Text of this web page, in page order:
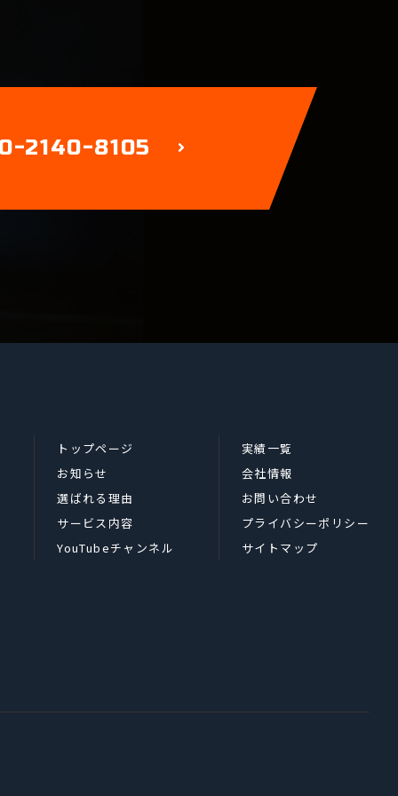
2140-8105
トップページ
お知らせ
選ばれる理由
サービス内容
YouTubeチャンネル
実績一覧
会社情報
お問い合わせ
プライバシーポリシー
サイトマップ